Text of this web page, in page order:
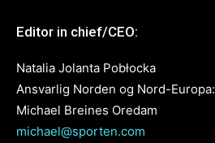
Editor in chief/CEO:
Natalia Jolanta Pobłocka
Ansvarlig Norden og Nord-Europa:
Michael Breines Oredam
michael@sporten.com